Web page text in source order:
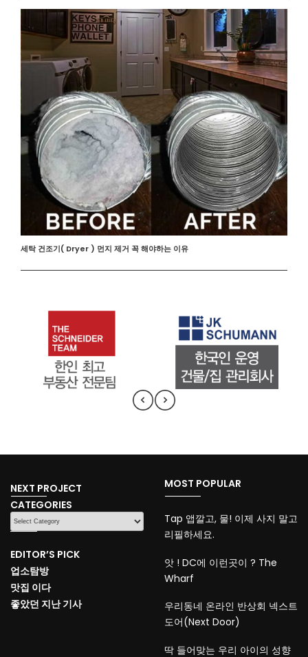
세탁 건조기( Dryer ) 먼지 제거 꼭 해야하는 이유
NEXT PROJECT
CATEGORIES
CATEGORIES
EDITOR’S PICK
업소탐방
맛집 이다
좋았던 지난 기사
MOST POPULAR
Tap 앱깔고, 물! 이제 사지 말고
리필하세요.
앗 ! DC에 이런곳이 ? The
Wharf
우리동네 온라인 반상회 넥스트
도어(Next Door)
딱 들어맞는 우리 아이의 성향